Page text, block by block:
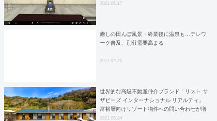
2021.05.17
癒しの田んぼ風景・終業後に温泉も…テレワ
ーク普及、別荘需要高まる
2021.09.20
世界的な高級不動産仲介ブランド「リスト サ
ザビーズ インターナショナル リアルティ」
富裕層向けリゾート物件への問い合わせが増
加別荘需要の高まり続き全体の半数近くまで
2021.05.24